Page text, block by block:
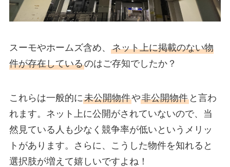
スーモやホームズ含め、 ネット上に掲載のない物
件が存在しているのはご存知でしたか？
これらは一般的に未公開物件や非公開物件と言わ
れます。ネット上に公開がされていないので、当
然見ている人も少なく競争率が低いというメリッ
トがあります。さらに、こうした物件を知れると
選択肢が増えて嬉しいですよね！